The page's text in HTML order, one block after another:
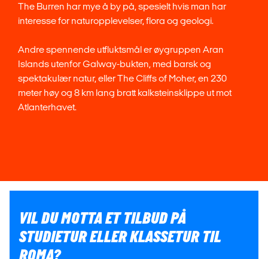
The Burren har mye å by på, spesielt hvis man har
interesse for naturopplevelser, flora og geologi.
Andre spennende utfluktsmål er øygruppen Aran
Islands utenfor Galway-bukten, med barsk og
spektakulær natur, eller The Cliffs of Moher, en 230
meter høy og 8 km lang bratt kalksteinsklippe ut mot
Atlanterhavet.
VIL DU MOTTA ET TILBUD PÅ
STUDIETUR ELLER KLASSETUR TIL